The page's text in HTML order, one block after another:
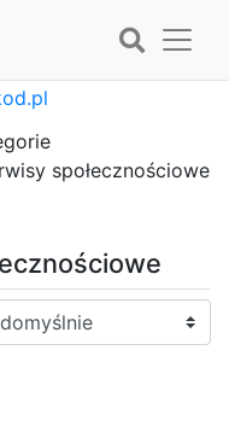
społecznościowe